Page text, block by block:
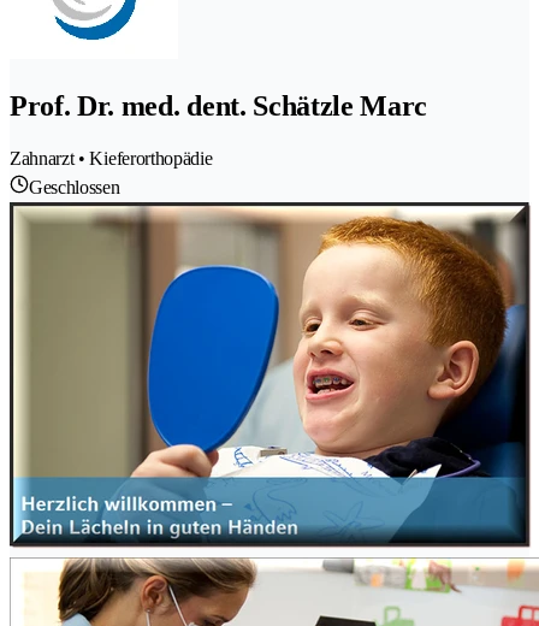
Prof. Dr. med. dent. Schätzle Marc
Zahnarzt • Kieferorthopädie
Geschlossen